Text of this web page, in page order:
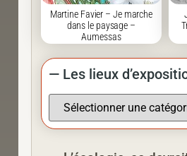
Martine Favier – Je marche
dans le paysage –
Aumessas
— Les lieux